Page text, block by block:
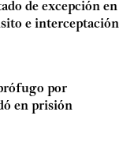
de excepción en
e interceptación
por
en prisión